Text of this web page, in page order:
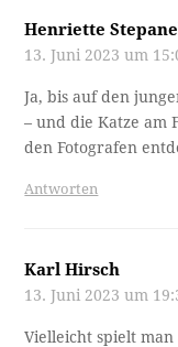
Henriette
13. Juni 2023 um
Ja, bis auf den
– und die Katze am
den Fotografen
Antworten
Karl Hirsch
13. Juni 2023 um
Vielleicht spielt